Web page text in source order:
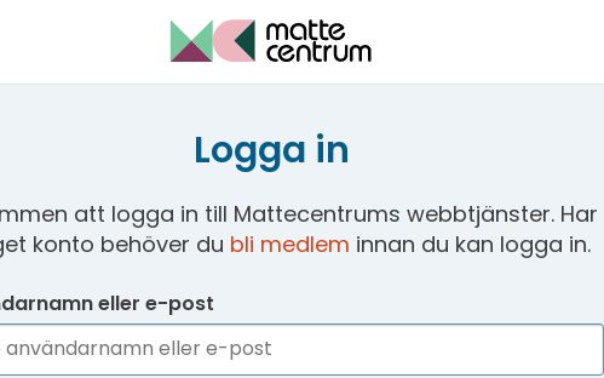
Logga in
att logga in till Mattecentrums webbtjänster. Har
konto behöver du bli medlem innan du kan logga in.
eller e-post